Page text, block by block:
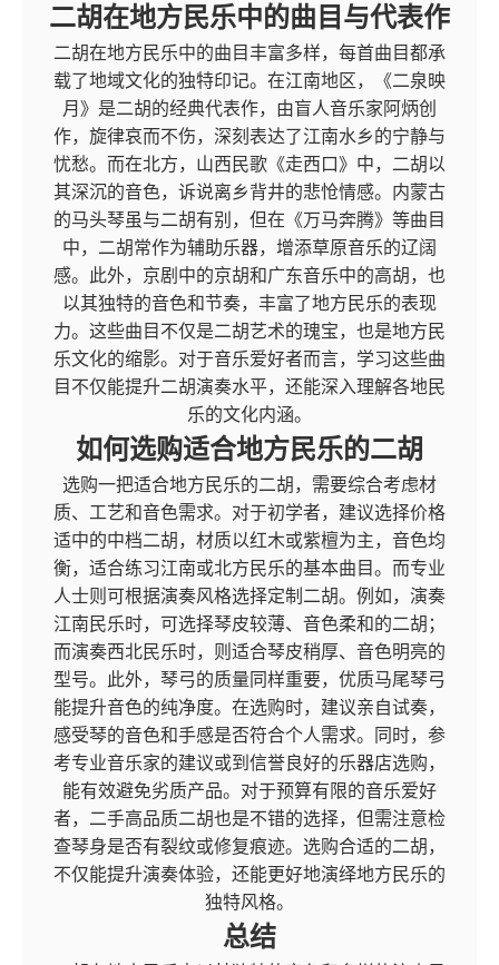
二胡在地方民乐中的曲目与代表作
二胡在地方民乐中的曲目丰富多样，每首曲目都承
载了地域文化的独特印记。在江南地区，《二泉映
月》是二胡的经典代表作，由盲人音乐家阿炳创
作，旋律哀而不伤，深刻表达了江南水乡的宁静与
忧愁。而在北方，山西民歌《走西口》中，二胡以
其深沉的音色，诉说离乡背井的悲怆情感。内蒙古
的马头琴虽与二胡有别，但在《万马奔腾》等曲目
中，二胡常作为辅助乐器，增添草原音乐的辽阔
感。此外，京剧中的京胡和广东音乐中的高胡，也
以其独特的音色和节奏，丰富了地方民乐的表现
力。这些曲目不仅是二胡艺术的瑰宝，也是地方民
乐文化的缩影。对于音乐爱好者而言，学习这些曲
目不仅能提升二胡演奏水平，还能深入理解各地民
乐的文化内涵。
如何选购适合地方民乐的二胡
选购一把适合地方民乐的二胡，需要综合考虑材
质、工艺和音色需求。对于初学者，建议选择价格
适中的中档二胡，材质以红木或紫檀为主，音色均
衡，适合练习江南或北方民乐的基本曲目。而专业
人士则可根据演奏风格选择定制二胡。例如，演奏
江南民乐时，可选择琴皮较薄、音色柔和的二胡；
而演奏西北民乐时，则适合琴皮稍厚、音色明亮的
型号。此外，琴弓的质量同样重要，优质马尾琴弓
能提升音色的纯净度。在选购时，建议亲自试奏，
感受琴的音色和手感是否符合个人需求。同时，参
考专业音乐家的建议或到信誉良好的乐器店选购，
能有效避免劣质产品。对于预算有限的音乐爱好
者，二手高品质二胡也是不错的选择，但需注意检
查琴身是否有裂纹或修复痕迹。选购合适的二胡，
不仅能提升演奏体验，还能更好地演绎地方民乐的
独特风格。
总结